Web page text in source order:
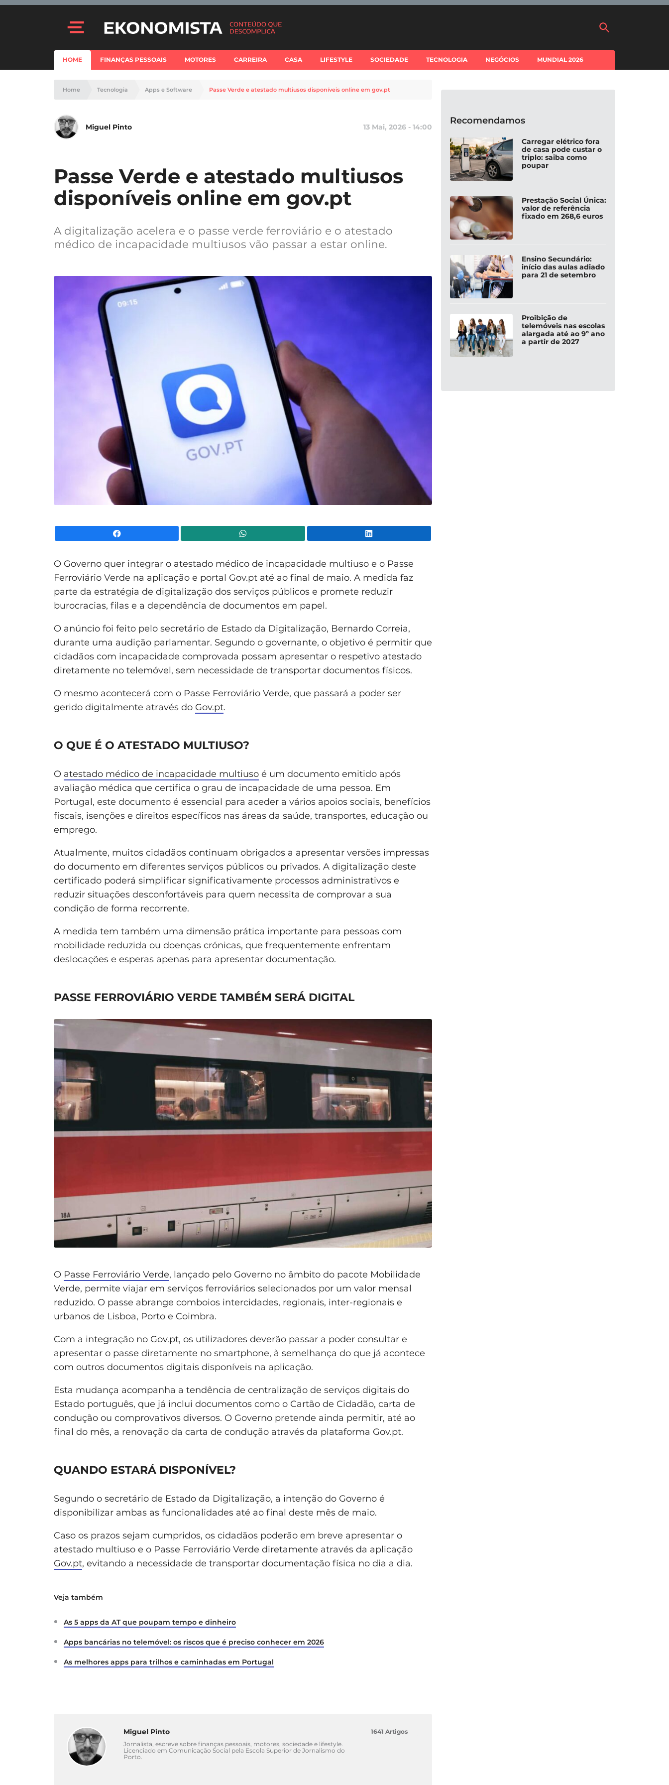
HOME FINANÇAS PESSOAIS MOTORES CARREIRA CASA LIFESTYLE SOCIEDADE TECNOLOGIA NEGÓCIOS MUNDIAL 2026
Home Tecnologia Apps e Software Passe Verde e atestado multiusos disponíveis online em gov.pt
Miguel Pinto 13 Mai, 2026 - 14:00
Passe Verde e atestado multiusos
disponíveis online em gov.pt
A digitalização acelera e o passe verde ferroviário e o atestado
médico de incapacidade multiusos vão passar a estar online.
O Governo quer integrar o atestado médico de incapacidade multiuso e o Passe
Ferroviário Verde na aplicação e portal Gov.pt até ao final de maio. A medida faz
parte da estratégia de digitalização dos serviços públicos e promete reduzir
burocracias, filas e a dependência de documentos em papel.
O anúncio foi feito pelo secretário de Estado da Digitalização, Bernardo Correia,
durante uma audição parlamentar. Segundo o governante, o objetivo é permitir que
cidadãos com incapacidade comprovada possam apresentar o respetivo atestado
diretamente no telemóvel, sem necessidade de transportar documentos físicos.
O mesmo acontecerá com o Passe Ferroviário Verde, que passará a poder ser
gerido digitalmente através do Gov.pt.
O QUE É O ATESTADO MULTIUSO?
O atestado médico de incapacidade multiuso é um documento emitido após
avaliação médica que certifica o grau de incapacidade de uma pessoa. Em
Portugal, este documento é essencial para aceder a vários apoios sociais, benefícios
fiscais, isenções e direitos específicos nas áreas da saúde, transportes, educação ou
emprego.
Atualmente, muitos cidadãos continuam obrigados a apresentar versões impressas
do documento em diferentes serviços públicos ou privados. A digitalização deste
certificado poderá simplificar significativamente processos administrativos e
reduzir situações desconfortáveis para quem necessita de comprovar a sua
condição de forma recorrente.
A medida tem também uma dimensão prática importante para pessoas com
mobilidade reduzida ou doenças crónicas, que frequentemente enfrentam
deslocações e esperas apenas para apresentar documentação.
PASSE FERROVIÁRIO VERDE TAMBÉM SERÁ DIGITAL
O Passe Ferroviário Verde, lançado pelo Governo no âmbito do pacote Mobilidade
Verde, permite viajar em serviços ferroviários selecionados por um valor mensal
reduzido. O passe abrange comboios intercidades, regionais, inter-regionais e
urbanos de Lisboa, Porto e Coimbra.
Com a integração no Gov.pt, os utilizadores deverão passar a poder consultar e
apresentar o passe diretamente no smartphone, à semelhança do que já acontece
com outros documentos digitais disponíveis na aplicação.
Esta mudança acompanha a tendência de centralização de serviços digitais do
Estado português, que já inclui documentos como o Cartão de Cidadão, carta de
condução ou comprovativos diversos. O Governo pretende ainda permitir, até ao
final do mês, a renovação da carta de condução através da plataforma Gov.pt.
QUANDO ESTARÁ DISPONÍVEL?
Segundo o secretário de Estado da Digitalização, a intenção do Governo é
disponibilizar ambas as funcionalidades até ao final deste mês de maio.
Caso os prazos sejam cumpridos, os cidadãos poderão em breve apresentar o
atestado multiuso e o Passe Ferroviário Verde diretamente através da aplicação
Gov.pt, evitando a necessidade de transportar documentação física no dia a dia.
Veja também
As 5 apps da AT que poupam tempo e dinheiro
Apps bancárias no telemóvel: os riscos que é preciso conhecer em 2026
As melhores apps para trilhos e caminhadas em Portugal
Miguel Pinto
Jornalista, escreve sobre finanças pessoais, motores, sociedade e lifestyle.
Licenciado em Comunicação Social pela Escola Superior de Jornalismo do
Porto.
1641 Artigos
Recomendamos
Carregar elétrico fora
de casa pode custar o
triplo: saiba como
poupar
Prestação Social Única:
valor de referência
fixado em 268,6 euros
Ensino Secundário:
início das aulas adiado
para 21 de setembro
Proibição de
telemóveis nas escolas
alargada até ao 9º ano
a partir de 2027